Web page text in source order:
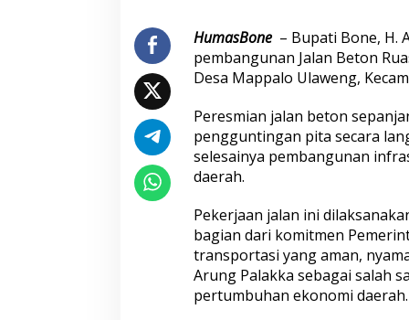
e
m
i
a
n
J
a
l
n
B
t
o
n
HumasBone – Bupati Bone, H.
pembangunan Jalan Beton
Desa Mappalo Ulaweng,
Peresmian jalan beton
pengguntingan pita secara
selesainya pembangunan
daerah.
Pekerjaan jalan ini
bagian dari komitmen
transportasi yang aman,
Arung Palakka sebagai salah
pertumbuhan ekonomi daerah.